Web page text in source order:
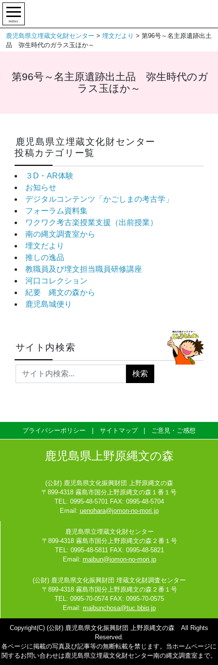
MENU
鹿児島県立埋蔵文化財センター > 埋文だより > 第96号～名主原遺跡出土
品 弥生時代のガラス玉ほか～
第96号～名主原遺跡出土品 弥生時代のガ
ラス玉ほか～
鹿児島県立埋蔵文化財センター
投稿カテゴリー覧
３D・AR体験
お知らせ
デジタルコンテンツ「かごしまの考古学」
フォーラム資料集
ワクワク考古楽授業支援（出前授業）
南の縄文調査室から
埋文だより
推しの逸品
教職員及び埋文担当職員研修講座
河口コレクション
紀要 縄文の森から
鹿児島城便り
サイト内検索
プライバシーポリシー サイトマップ ご意見・ご感想
鹿児島県上野原縄文の森
(公財) 鹿児島県文化振興財団 上野原縄文の森
〒899-4318 霧島市国分上野原縄文の森１番１号
TEL: 0995-48-5701 FAX: 0995-48-5704
Email: uenohara@jomon-no-mori.jp
鹿児島県立埋蔵文化財センター
〒899-4318 霧島市国分上野原縄文の森２番１号
TEL: 0995-48-5811 FAX: 0995-48-5821
Email: maibun@jomon-no-mori.jp
(公財) 鹿児島県文化振興財団 埋蔵文化財調査センター
〒899-4318 霧島市国分上野原縄文の森２番１号
TEL: 0995-70-0574 FAX: 0995-70-0575
Email: maibunchosa@tuc.bbiq.jp
Copyright(C) (公財) 鹿児島県文化振興財団 上野原縄文の森 All Rights
Reserved.
各ページに掲載の写真及び記事等の無断転載を禁じます。当ホームページに
関するお問い合わせは鹿児島県立埋蔵文化財センター南の縄文調査室まで。